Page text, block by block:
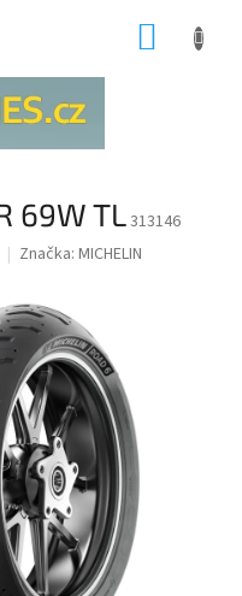
69W TL313146
Značka: MICHELIN